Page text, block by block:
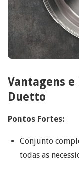
Vantagens e
Duetto
Pontos Fortes:
Conjunto
todas as